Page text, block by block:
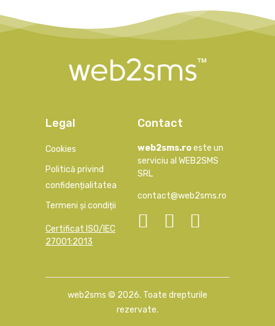
Legal
Cookies
Politică privind
confidențialitatea
Termeni și condiții
Certificat ISO/IEC
27001:2013
Contact
web2sms.roeste un
serviciu al WEB2SMS
SRL
contact@web2sms.ro
web2sms © 2026. Toate drepturile
rezervate.